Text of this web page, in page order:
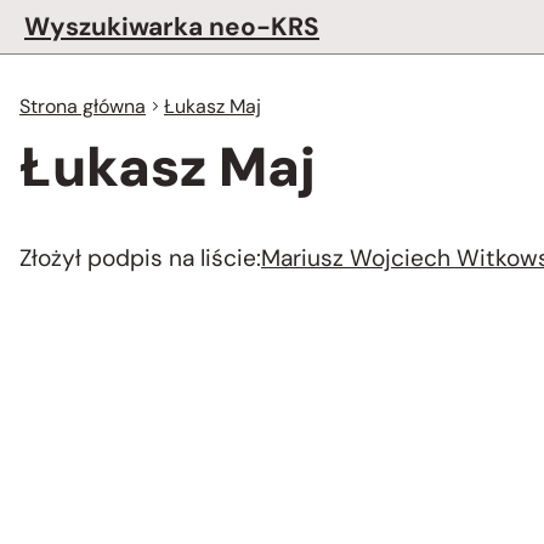
Wyszukiwarka neo-KRS
Strona główna Łukasz Maj
Łukasz Maj
Złożył podpis na liście:Mariusz Wojciech